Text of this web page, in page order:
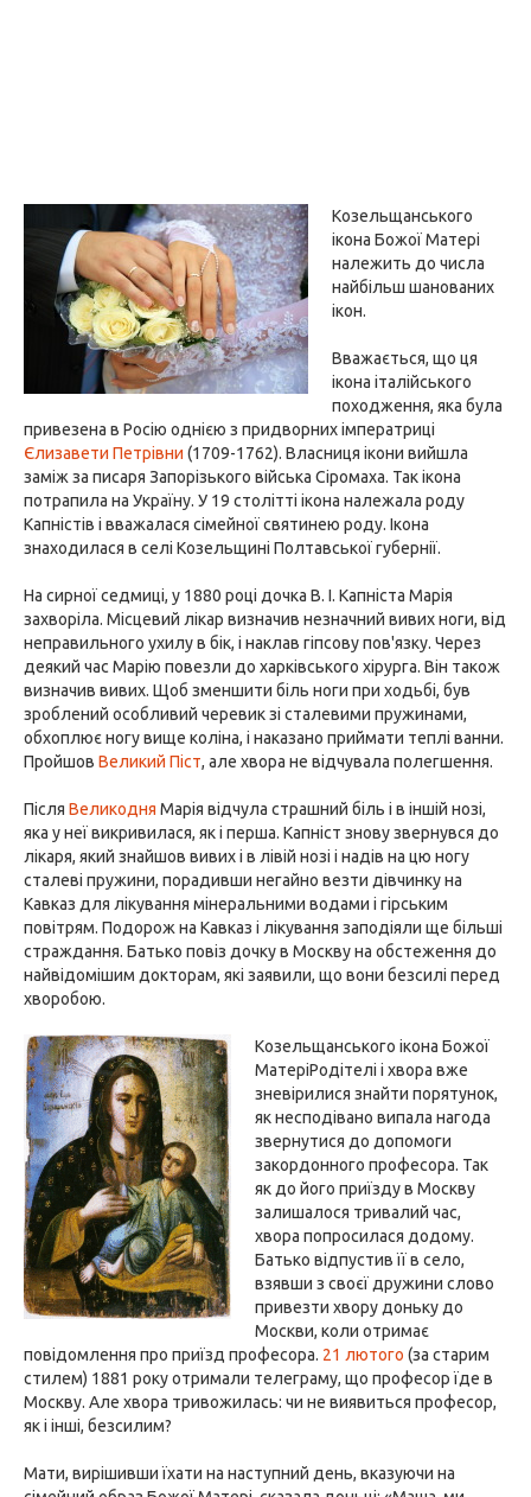
Козельщанського
ікона Божої Матері
належить до числа
найбільш шанованих
ікон.
Вважається, що ця
ікона італійського
походження, яка була
привезена в Росію однією з придворних імператриці
Єлизавети Петрівни (1709-1762). Власниця ікони вийшла
заміж за писаря Запорізького війська Сіромаха. Так ікона
потрапила на Україну. У 19 столітті ікона належала роду
Капністів і вважалася сімейної святинею роду. Ікона
знаходилася в селі Козельщині Полтавської губернії.
На сирної седмиці, у 1880 році дочка В. І. Капніста Марія
захворіла. Місцевий лікар визначив незначний вивих ноги, від
неправильного ухилу в бік, і наклав гіпсову пов'язку. Через
деякий час Марію повезли до харківського хірурга. Він також
визначив вивих. Щоб зменшити біль ноги при ходьбі, був
зроблений особливий черевик зі сталевими пружинами,
обхоплює ногу вище коліна, і наказано приймати теплі ванни.
Пройшов Великий Піст, але хвора не відчувала полегшення.
Після Великодня Марія відчула страшний біль і в іншій нозі,
яка у неї викривилася, як і перша. Капніст знову звернувся до
лікаря, який знайшов вивих і в лівій нозі і надів на цю ногу
сталеві пружини, порадивши негайно везти дівчинку на
Кавказ для лікування мінеральними водами і гірським
повітрям. Подорож на Кавказ і лікування заподіяли ще більші
страждання. Батько повіз дочку в Москву на обстеження до
найвідомішим докторам, які заявили, що вони безсилі перед
хворобою.
Козельщанського ікона Божої
МатеріРодітелі і хвора вже
зневірилися знайти порятунок,
як несподівано випала нагода
звернутися до допомоги
закордонного професора. Так
як до його приїзду в Москву
залишалося тривалий час,
хвора попросилася додому.
Батько відпустив її в село,
взявши з своєї дружини слово
привезти хвору доньку до
Москви, коли отримає
повідомлення про приїзд професора. 21 лютого (за старим
стилем) 1881 року отримали телеграму, що професор їде в
Москву. Але хвора тривожилась: чи не виявиться професор,
як і інші, безсилим?
Мати, вирішивши їхати на наступний день, вказуючи на